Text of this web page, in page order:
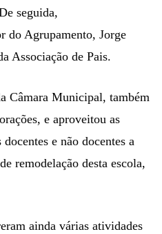
seguida,
do Agrupamento, Jorge
Associação de Pais.
Câmara Municipal, também
e aproveitou as
e não docentes a
remodelação desta escola,
ainda várias atividades